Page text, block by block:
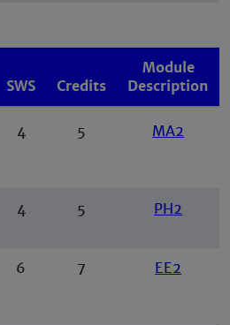
SWS Credits
Module
Description
4 5 MA2
4 5 PH2
6 7 EE2